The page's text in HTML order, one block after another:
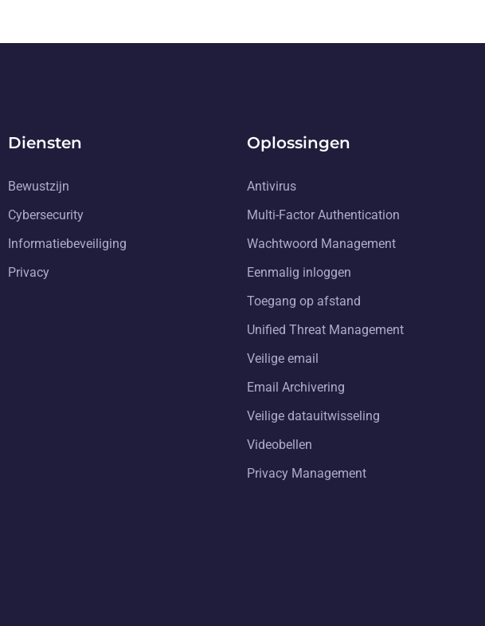
Diensten
Bewustzijn
Cybersecurity
Informatiebeveiliging
Privacy
Oplossingen
Antivirus
Multi-Factor Authentication
Wachtwoord Management
Eenmalig inloggen
Toegang op afstand
Unified Threat Management
Veilige email
Email Archivering
Veilige datauitwisseling
Videobellen
Privacy Management